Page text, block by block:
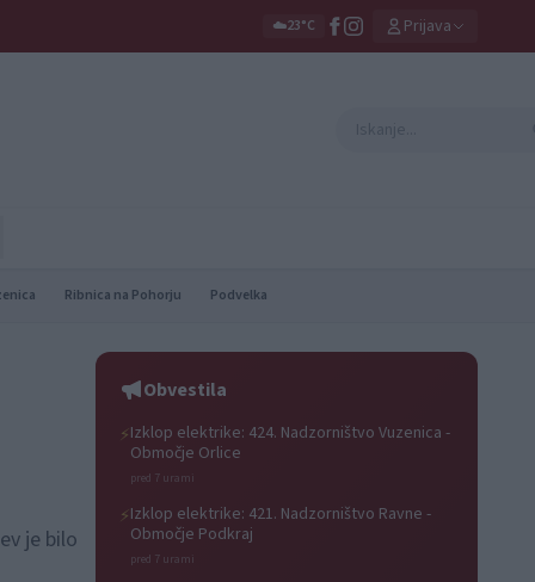
☁️23°C Prijava
Ribnica na Pohorju Podvelka
je bilo
Obvestila
⚡Izklop elektrike: 424. Nadzorništvo Vuzenica -
Območje Orlice
pred 7 urami
⚡Izklop elektrike: 421. Nadzorništvo Ravne -
Območje Podkraj
pred 7 urami